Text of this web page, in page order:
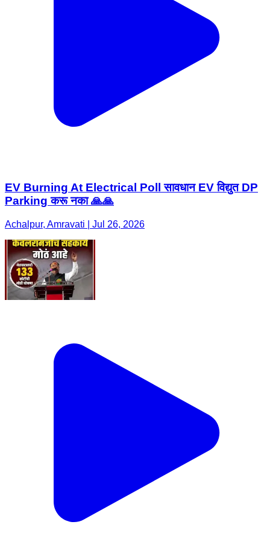
EV Burning At Electrical Poll सावधान EV विद्युत DP
Parking करू नका 🙏🙏
Achalpur, Amravati | Jul 26, 2026